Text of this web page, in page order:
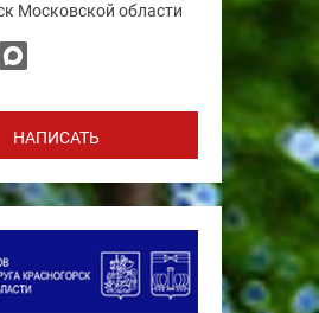
Московской области
НАПИСАТЬ